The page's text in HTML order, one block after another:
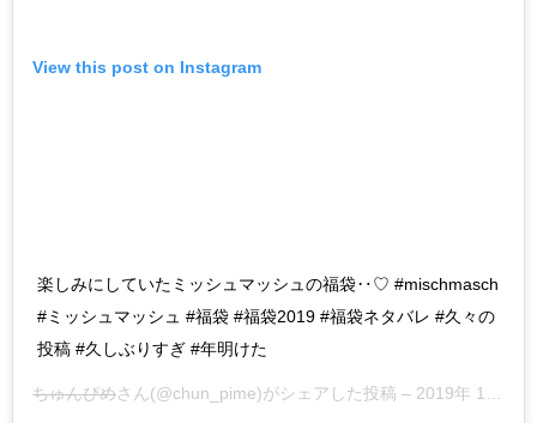
View this post on Instagram
楽しみにしていたミッシュマッシュの福袋‥♡ #mischmasch
#ミッシュマッシュ #福袋 #福袋2019 #福袋ネタバレ #久々の
投稿 #久しぶりすぎ #年明けた
ちゅんぴめさん(@chun_pime)がシェアした投稿 – 2019年 1月月1日午前6時30分PST